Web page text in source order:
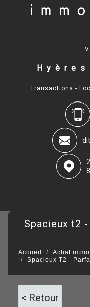
Transactions -
spacieux t2 - parfait état- terrasse -
Accueil Achat
Spacieux T2 -
< Retour